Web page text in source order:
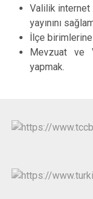
Valilik
yayınını
İlçe
Mevzuat ve
yapmak.